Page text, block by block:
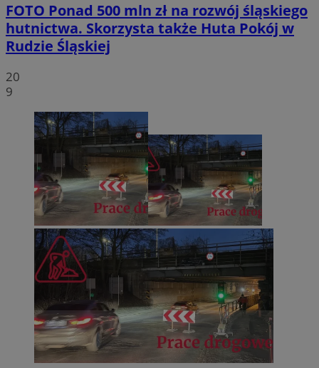
FOTO Ponad 500 mln zł na rozwój śląskiego
hutnictwa. Skorzysta także Huta Pokój w
Rudzie Śląskiej
20
9